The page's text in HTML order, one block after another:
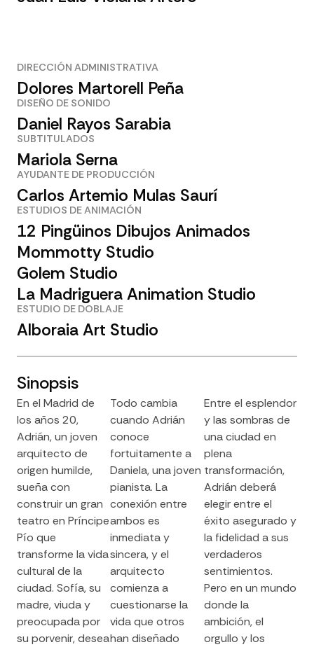
DIRECCIÓN ADMINISTRATIVA
Dolores Martorell Peña
DISEÑO DE SONIDO
Daniel Rayos Sarabia
SUBTITULADOS
Mariola Serna
AYUDANTE DE PRODUCCIÓN
Carlos Artemio Mulas Saurí
ESTUDIOS DE ANIMACIÓN
12 Pingüinos Dibujos Animados
Mommotty Studio
Golem Studio
La Madriguera Animation Studio
ESTUDIO DE DOBLAJE
Alboraia Art Studio
Sinopsis
En el Madrid de
los años 20,
Adrián, un joven
arquitecto de
origen humilde,
sueña con
construir un gran
teatro en Príncipe
Pío que
transforme la vida
cultural de la
ciudad. Sofía, su
madre, viuda y
preocupada por
su porvenir, desea
Todo cambia
cuando Adrián
conoce
fortuitamente a
Daniela, una joven
pianista. La
conexión entre
ambos es
inmediata y
sincera, y el
arquitecto
comienza a
cuestionarse la
vida que otros
han diseñado
Entre el esplendor
y las sombras de
una ciudad en
plena
transformación,
Adrián deberá
elegir entre el
éxito asegurado y
la fidelidad a sus
verdaderos
sentimientos.
Pero en un mundo
donde la
ambición, el
orgullo y los